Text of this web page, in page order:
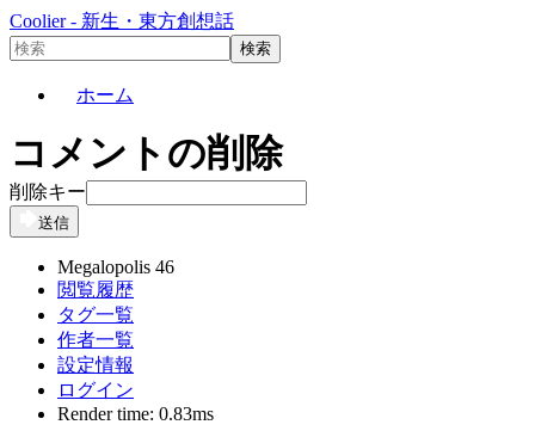
Coolier - 新生・東方創想話
ホーム
コメントの削除
削除キー
送信
Megalopolis 46
閲覧履歴
タグ一覧
作者一覧
設定情報
ログイン
Render time: 0.83ms